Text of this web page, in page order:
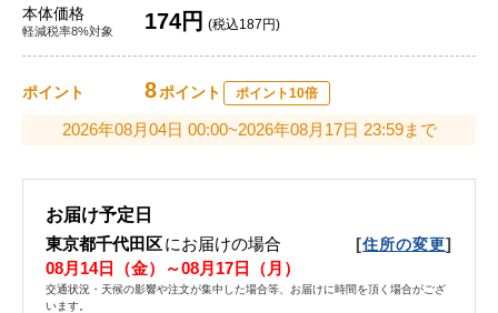
本体価格
軽減税率8%対象 174円 (税込187円)
ポイント 8ポイント ポイント10倍
2026年08月04日 00:00~2026年08月17日 23:59まで
お届け予定日
東京都千代田区にお届けの場合 [住所の変更]
08月14日（金）～08月17日（月）
交通状況・天候の影響や注文が集中した場合等、お届けに時間を頂く場合がござ
います。